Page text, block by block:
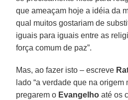
que ameaçam hoje a idéia da
qual muitos gostariam de
iguais para iguais entre as
força comum de paz”.
Mas, ao fazer isto – escreve
lado “a verdade que na origem
pregarem o Evangelho até os